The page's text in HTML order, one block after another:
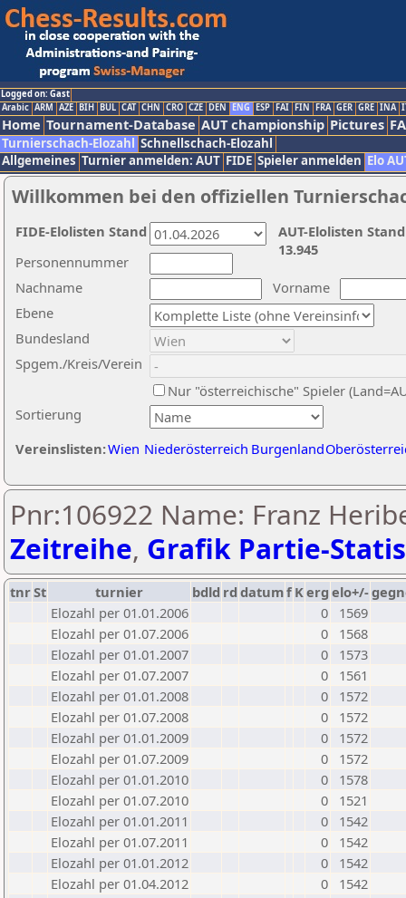
Logged on: Gast
Arabic ARM AZE BIH BUL CAT CHN CRO CZE DEN ENG ESP FAI FIN FRA GER GRE INA
Home Tournament-Database AUT championship Pictures
Turnierschach-Elozahl Schnellschach-Elozahl
Allgemeines Turnier anmelden: AUT FIDE Spieler anmelden Elo
Willkommen bei den offiziellen
Nachname
Vorname
Ebene
Sortierung
Personennummer
Bundesland
Spgem./Kreis/Verein
Nur "österreichische" Spieler
Vereinslisten:Wien Niederösterreich Burgenland
AUT-Elolisten
13.945
FIDE-Elolisten Stand
Pnr:106922 Name: Franz
Zeitreihe, Grafik Partie-
tnrSt turnier bdld rd datumf Kerg elo+/-
Elozahl per 01.01.2006
0
1569
Elozahl per 01.07.2006
0
1568
Elozahl per 01.01.2007
0
1573
Elozahl per 01.07.2007
0
1561
Elozahl per 01.01.2008
0
1572
Elozahl per 01.07.2008
0
1572
Elozahl per 01.01.2009
0
1572
Elozahl per 01.07.2009
0
1572
Elozahl per 01.01.2010
0
1578
Elozahl per 01.07.2010
0
1521
Elozahl per 01.01.2011
0
1542
Elozahl per 01.07.2011
0
1542
Elozahl per 01.01.2012
0
1542
Elozahl per 01.04.2012
0
1542